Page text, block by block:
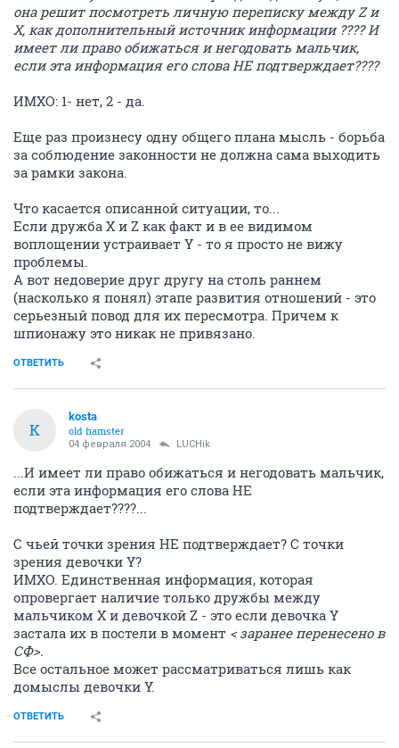
она решит посмотреть личную переписку между Z и
X, как дополнительный источник информации ???? И
имеет ли право обижаться и негодовать мальчик,
если эта информация его слова НЕ подтверждает????
ИМХО: 1- нет, 2 - да.
Еще раз произнесу одну общего плана мысль - борьба
за соблюдение законности не должна сама выходить
за рамки закона.
Что касается описанной ситуации, то...
Если дружба X и Z как факт и в ее видимом
воплощении устраивает Y - то я просто не вижу
проблемы.
А вот недоверие друг другу на столь раннем
(насколько я понял) этапе развития отношений - это
серьезный повод для их пересмотра. Причем к
шпионажу это никак не привязано.
ОТВЕТИТЬ
K
kosta
old hamster
04 февраля 2004 LUCHik
...И имеет ли право обижаться и негодовать мальчик,
если эта информация его слова НЕ
подтверждает????...
С чьей точки зрения НЕ подтверждает? С точки
зрения девочки Y?
ИМХО. Единственная информация, которая
опровергает наличие только дружбы между
мальчиком X и девочкой Z - это если девочка Y
застала их в постели в момент < заранее перенесено в
СФ>.
Все остальное может рассматриваться лишь как
домыслы девочки Y.
ОТВЕТИТЬ